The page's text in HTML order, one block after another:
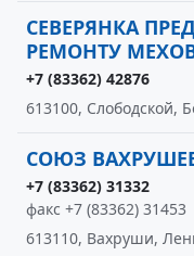
СЕВЕРЯНКА
РЕМОНТУ
+7 (83362) 42876
613100, Слободской,
СОЮЗ
+7 (83362) 31332
факс +7 (83362) 31453
613110, Вахруши,